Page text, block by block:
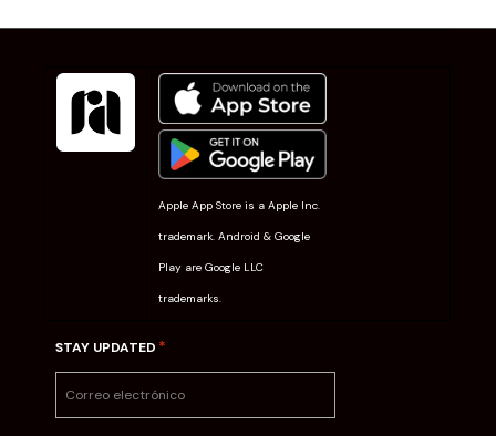
Apple App Store is a Apple Inc.
trademark. Android & Google
Play are Google LLC
trademarks.
STAY UPDATED *